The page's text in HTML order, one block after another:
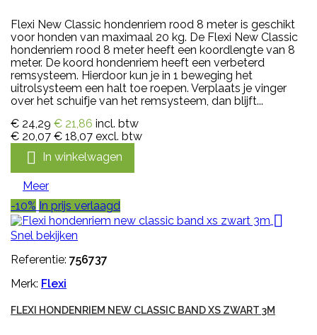
Flexi New Classic hondenriem rood 8 meter is geschikt
voor honden van maximaal 20 kg. De Flexi New Classic
hondenriem rood 8 meter heeft een koordlengte van 8
meter. De koord hondenriem heeft een verbeterd
remsysteem. Hierdoor kun je in 1 beweging het
uitrolsysteem een halt toe roepen. Verplaats je vinger
over het schuifje van het remsysteem, dan blijft...
€ 24,29 € 21,86 incl. btw
€ 20,07 € 18,07 excl. btw
 In winkelwagen
Meer
-10% In prijs verlaagd

Snel bekijken
Referentie: 756737
Merk: Flexi
FLEXI HONDENRIEM NEW CLASSIC BAND XS ZWART 3M